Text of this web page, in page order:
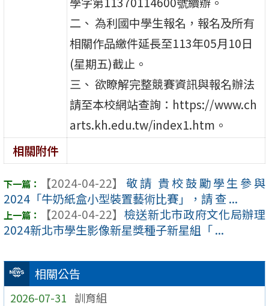
相關公告
2026-07-31 訓育組
二、 為利國中學生報名，報名及所有
相關作品繳件延長至113年05月10日
(星期五)截止。
三、 欲瞭解完整競賽資訊與報名辦法
請至本校網站查詢：https://www.ch
arts.kh.edu.tw/index1.htm。
相關附件
【2024-04-22】
敬請 貴校鼓勵學生參與
2024「牛奶紙盒小型裝置藝術比賽」，請 查 ...
【2024-04-22】 檢送新北市政府文化局辦理
2024新北市學生影像新星獎種子新星組「 ...